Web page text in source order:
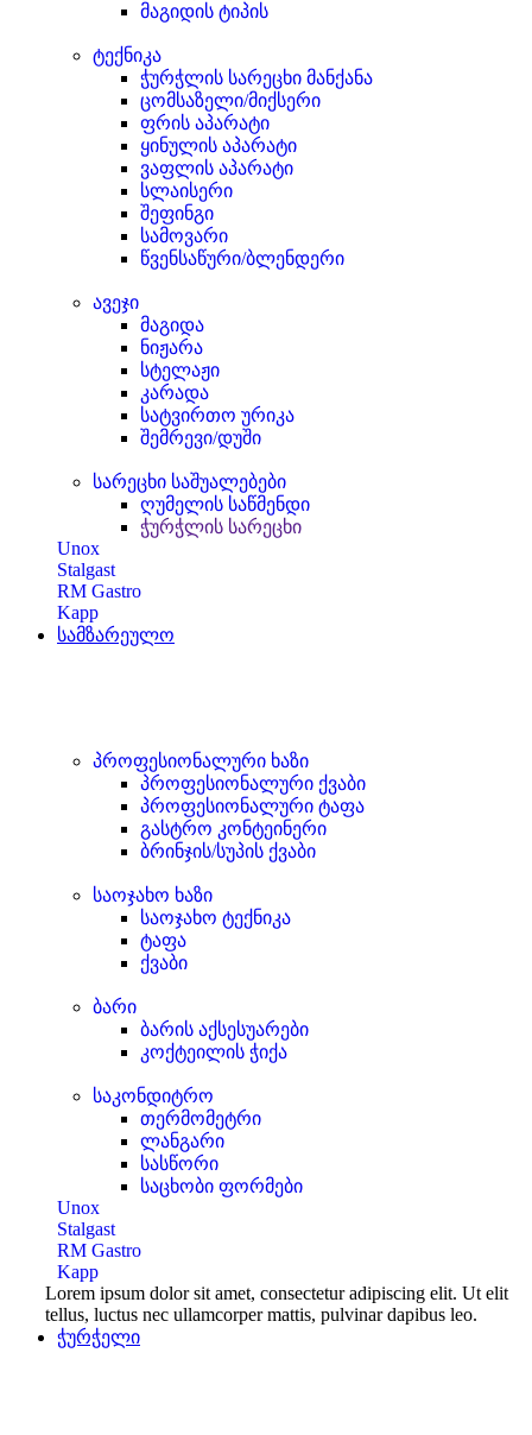
მაგიდის ტიპის
ტექნიკა
ჭურჭლის სარეცხი მანქანა
ცომსაზელი/მიქსერი
ფრის აპარატი
ყინულის აპარატი
ვაფლის აპარატი
სლაისერი
შეფინგი
სამოვარი
წვენსაწური/ბლენდერი
ავეჯი
მაგიდა
ნიჟარა
სტელაჟი
კარადა
სატვირთო ურიკა
შემრევი/დუში
სარეცხი საშუალებები
ღუმელის საწმენდი
ჭურჭლის სარეცხი
Unox
Stalgast
RM Gastro
Kapp
სამზარეულო
პროფესიონალური ხაზი
პროფესიონალური ქვაბი
პროფესიონალური ტაფა
გასტრო კონტეინერი
ბრინჯის/სუპის ქვაბი
საოჯახო ხაზი
საოჯახო ტექნიკა
ტაფა
ქვაბი
ბარი
ბარის აქსესუარები
კოქტეილის ჭიქა
საკონდიტრო
თერმომეტრი
ლანგარი
სასწორი
საცხობი ფორმები
Unox
Stalgast
RM Gastro
Kapp
Lorem ipsum dolor sit amet, consectetur adipiscing elit. Ut elit
tellus, luctus nec ullamcorper mattis, pulvinar dapibus leo.
ჭურჭელი